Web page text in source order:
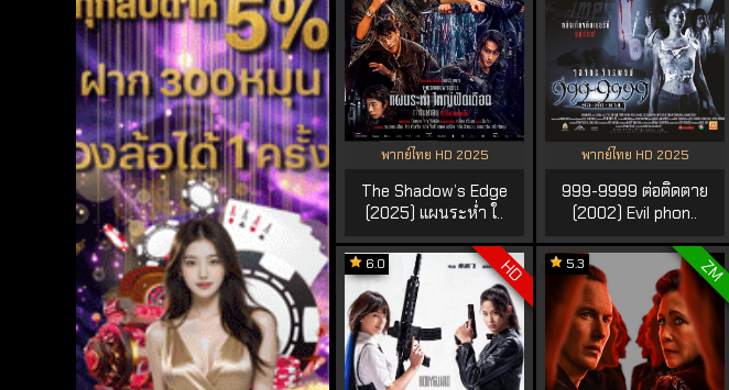
พากย์ไทย HD 2025
The Shadow’s Edge
(2025) แผนระห่ำ ใ..
พากย์ไทย HD 2025
999-9999 ต่อติดตาย
(2002) Evil phon..
HD
6.0 ZM
5.3